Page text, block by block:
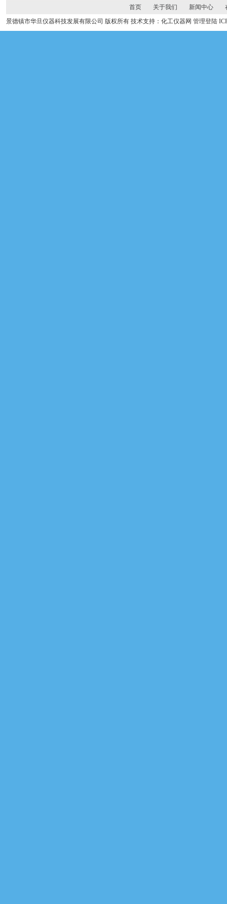
首页 关于我们 新闻中心
景德镇市华旦仪器科技发展有限公司 版权所有 技术支持：化工仪器网 管理登陆